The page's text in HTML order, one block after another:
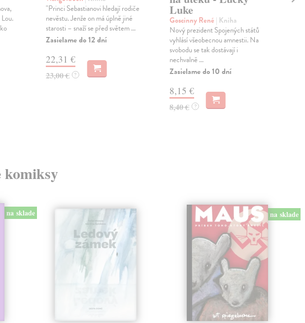
"Princi Sebastianovi hledají rodiče
nevěstu. Jenže on má úplně jiné
starosti – snaží se před světem ...
Zasielame do 12 dní
22,31 €
23,00 € ?
Luke
Goscinny René | Kniha
Nový prezident Spojených států
vyhlásí všeobecnou amnestii. Na
svobodu se tak dostávají i
nechvalně ...
Zasielame do 10 dní
8,15 €
8,40 € ?
komiksy
na sklade na sklade